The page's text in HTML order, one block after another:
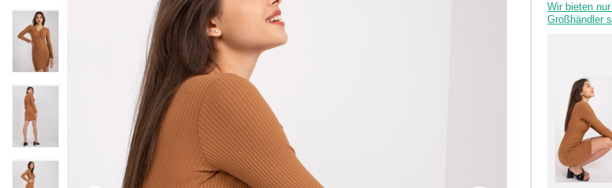
Wir bieten
Großhändler